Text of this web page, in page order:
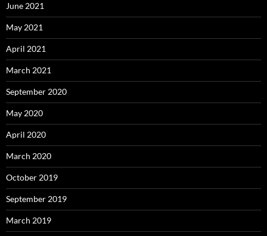
June 2021
May 2021
April 2021
March 2021
September 2020
May 2020
April 2020
March 2020
October 2019
September 2019
March 2019